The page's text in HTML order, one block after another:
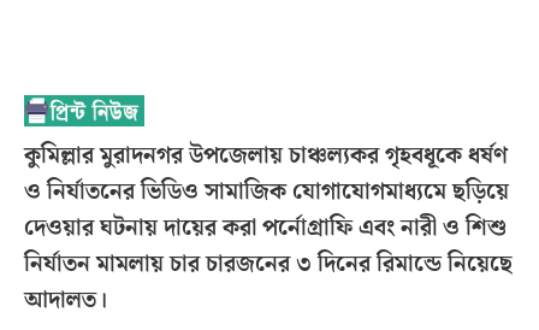
কুমিল্লার মুরাদনগর উপজেলায় চাঞ্চল্যকর গৃহবধূকে ধর্ষণ
ও নির্যাতনের ভিডিও সামাজিক যোগাযোগমাধ্যমে ছড়িয়ে
দেওয়ার ঘটনায় দায়ের করা পর্নোগ্রাফি এবং নারী ও শিশু
নির্যাতন মামলায় চার চারজনের ৩ দিনের রিমান্ডে নিয়েছে
আদালত।